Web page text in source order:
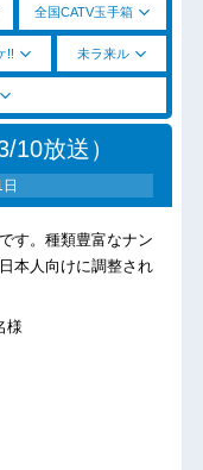
全国CATV玉手箱
!! 未ラ来ル
10放送）
す。種類豊富なナン
本人向けに調整され
様